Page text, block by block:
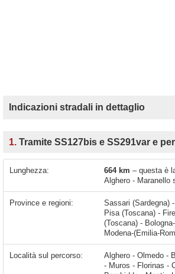
Indicazioni stradali in dettaglio
1. Tramite SS127bis e SS291var e
Lunghezza: 664 km – questa è
Alghero - Maranello
Province e regioni:
Sassari (Sardegna)
Pisa (Toscana) -
(Toscana) -
Modena-(Emilia-
Località sul percorso: Alghero - Olmedo - Bancali - Sassari - Ossi - Muros - Florinas - Codrongianos - Oschiri - Berchidda - Monti - La Palazzina - Frades Berritteddos - Enas Fratelli Giua - Enas - Olbia - Stagno - Livorno -